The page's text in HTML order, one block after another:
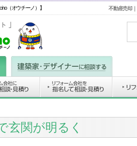
（オウチーノ）】 不動産売却｜
玄関が明るく